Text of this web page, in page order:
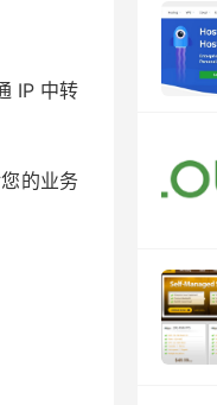
IP 中转
的业务